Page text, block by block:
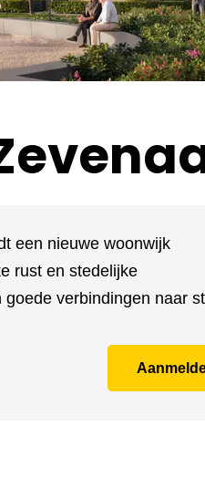
een nieuwe woonwijk
rust en stedelijke
verbindingen naar